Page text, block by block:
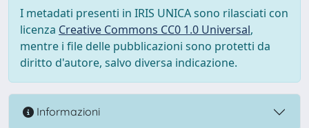
I metadati presenti in IRIS UNICA sono rilasciati con
licenza Creative Commons CC0 1.0 Universal,
mentre i file delle pubblicazioni sono protetti da
diritto d'autore, salvo diversa indicazione.
Informazioni